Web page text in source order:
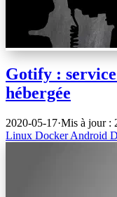
Gotify :
hébergée
2020-05-17·Mis à jour :
Linux DockerAndroid